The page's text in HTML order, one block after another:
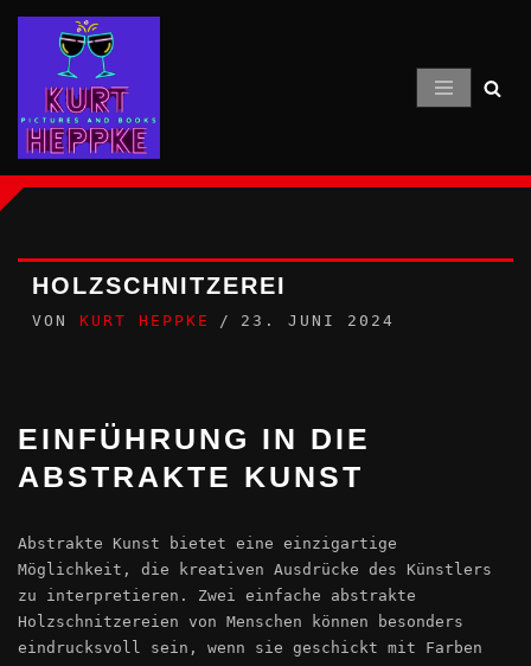
Inhalt
springen
HOLZSCHNITZEREI
VON KURT HEPPKE 23. JUNI 2024
EINFÜHRUNG IN DIE
ABSTRAKTE KUNST
Abstrakte Kunst bietet eine einzigartige
Möglichkeit, die kreativen Ausdrücke des Künstlers
zu interpretieren. Zwei einfache abstrakte
Holzschnitzereien von Menschen können besonders
eindrucksvoll sein, wenn sie geschickt mit Farben